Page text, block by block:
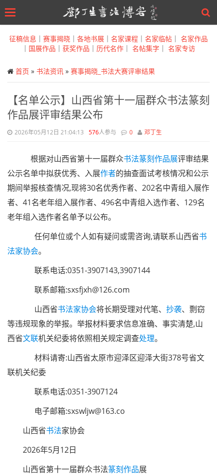
to
Toggle
征稿信息 ｜ 赛事揭晓 ｜ 各地书展 ｜ 名家课程 ｜ 名家临帖 ｜ 名家作品
｜ 国展作品 ｜ 获奖作品 ｜ 历代名作 ｜ 名帖集字 ｜ 名家专访
首页 » 书法资讯 » 赛事揭晓_书法大赛评审结果
【名单公示】山西省第十一届群众书法篆刻
作品展评审结果公布
2026年05月12日 21:04:13 576人参与 0 邓丁生
根据对山西省第十一届群众书法篆刻作品展评审结果
公示名单中拟获优秀、入展作者的抽查面试考核情况和公示
期间举报核查情况,现将30名优秀作者、202名中青组入展作
者、41名老年组入展作者、496名中青组入选作者、129名
老年组入选作者名单予以公布。
任何单位或个人如有疑问或需咨询,请联系山西省书
法家协会。
联系电话:0351-3907143,3907144
联系邮箱:sxsfjxh@126.com
山西省书法家协会将长期受理对代笔、 抄袭、剽窃
等违规现象的举报。举报材料要求信息准确、事实清楚,山
西省文联机关纪委将依照相关规定调查处理。
材料请寄:山西省太原市迎泽区迎泽大街378号省文
联机关纪委
联系电话:0351-3907124
电子邮箱:sxswljw@163.co
山西省书法家协会
2026年5月12日
山西省第十一届群众书法篆刻作品展